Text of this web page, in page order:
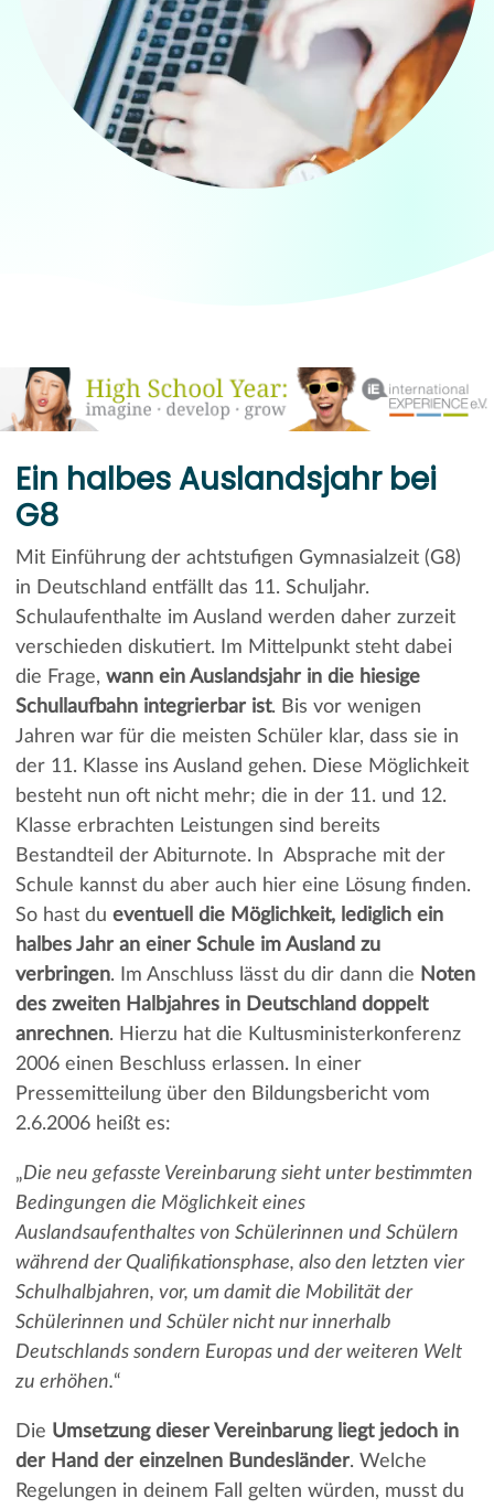
Ein halbes Auslandsjahr bei
G8
Mit Einführung der achtstufigen Gymnasialzeit (G8)
in Deutschland entfällt das 11. Schuljahr.
Schulaufenthalte im Ausland werden daher zurzeit
verschieden diskutiert. Im Mittelpunkt steht dabei
die Frage, wann ein Auslandsjahr in die hiesige
Schullaufbahn integrierbar ist. Bis vor wenigen
Jahren war für die meisten Schüler klar, dass sie in
der 11. Klasse ins Ausland gehen. Diese Möglichkeit
besteht nun oft nicht mehr; die in der 11. und 12.
Klasse erbrachten Leistungen sind bereits
Bestandteil der Abiturnote. In Absprache mit der
Schule kannst du aber auch hier eine Lösung finden.
So hast du eventuell die Möglichkeit, lediglich ein
halbes Jahr an einer Schule im Ausland zu
verbringen. Im Anschluss lässt du dir dann die Noten
des zweiten Halbjahres in Deutschland doppelt
anrechnen. Hierzu hat die Kultusministerkonferenz
2006 einen Beschluss erlassen. In einer
Pressemitteilung über den Bildungsbericht vom
2.6.2006 heißt es:
„Die neu gefasste Vereinbarung sieht unter bestimmten
Bedingungen die Möglichkeit eines
Auslandsaufenthaltes von Schülerinnen und Schülern
während der Qualifikationsphase, also den letzten vier
Schulhalbjahren, vor, um damit die Mobilität der
Schülerinnen und Schüler nicht nur innerhalb
Deutschlands sondern Europas und der weiteren Welt
zu erhöhen.“
Die Umsetzung dieser Vereinbarung liegt jedoch in
der Hand der einzelnen Bundesländer. Welche
Regelungen in deinem Fall gelten würden, musst du